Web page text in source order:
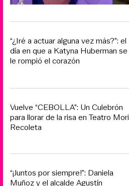
“¿Iré a actuar alguna vez más?”: el
día en que a Katyna Huberman se
le rompió el corazón
Vuelve “CEBOLLA”: Un Culebrón
para llorar de la risa en Teatro Mori
Recoleta
“¡Juntos por siempre!”: Daniela
Muñoz y el alcalde Agustín